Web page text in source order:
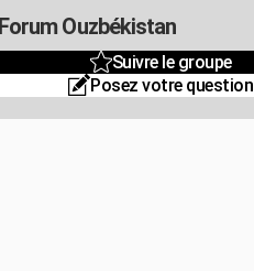
Forum Ouzbékistan
Suivre le groupe
Posez votre question